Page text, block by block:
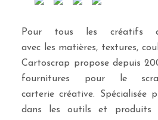
Pour tous les créatifs
avec les matières, textures,
Cartoscrap propose depuis
fournitures pour le
carterie créative. Spécialisée
dans les outils et produits